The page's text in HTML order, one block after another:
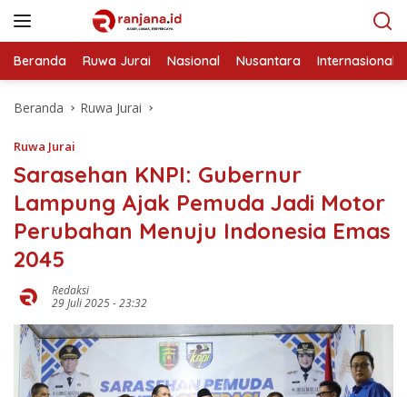
Beranda Ruwa Jurai Nasional Nusantara Internasional
Beranda Ruwa Jurai
Ruwa Jurai
Sarasehan KNPI: Gubernur
Lampung Ajak Pemuda Jadi Motor
Perubahan Menuju Indonesia Emas
2045
Redaksi
29 Juli 2025 - 23:32